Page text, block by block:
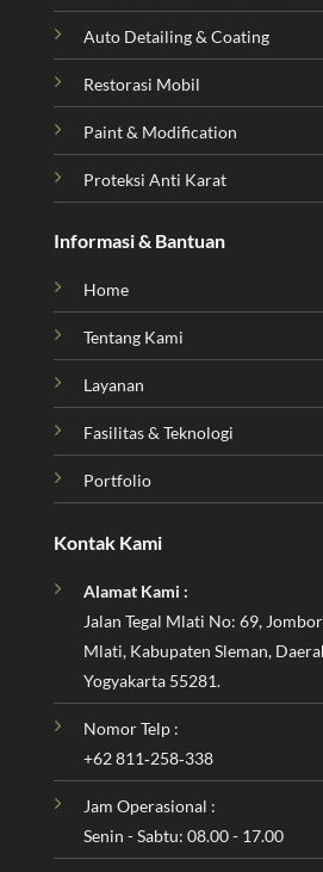
Auto Detailing & Coating
Restorasi Mobil
Paint & Modification
Proteksi Anti Karat
Informasi & Bantuan
Home
Tentang Kami
Layanan
Fasilitas & Teknologi
Portfolio
Kontak Kami
Alamat Kami :
Jalan Tegal Mlati No: 69,
Mlati, Kabupaten Sleman,
Yogyakarta 55281.
Nomor Telp :
‪+62 811‑258‑338‬
Jam Operasional :
Senin - Sabtu: 08.00 - 17.00